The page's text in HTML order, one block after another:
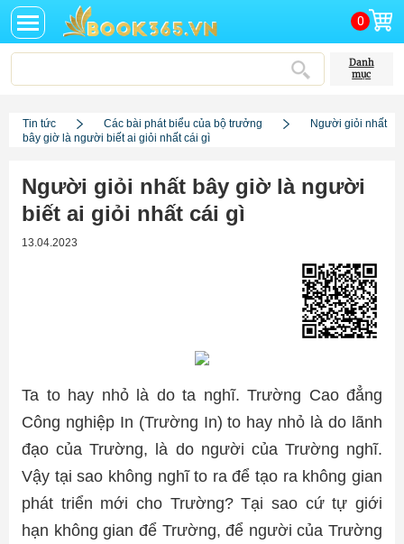
0
Danh
mục
Tin tức Các bài phát biểu của bộ trưởng
Người giỏi nhất
bây giờ là người biết ai giỏi nhất cái gì
Người giỏi nhất bây giờ là người
biết ai giỏi nhất cái gì
13.04.2023
Ta to hay nhỏ là do ta nghĩ. Trường Cao đẳng
Công nghiệp In (Trường In) to hay nhỏ là do lãnh
đạo của Trường, là do người của Trường nghĩ.
Vậy tại sao không nghĩ to ra để tạo ra không gian
phát triển mới cho Trường? Tại sao cứ tự giới
hạn không gian để Trường, để người của Trường